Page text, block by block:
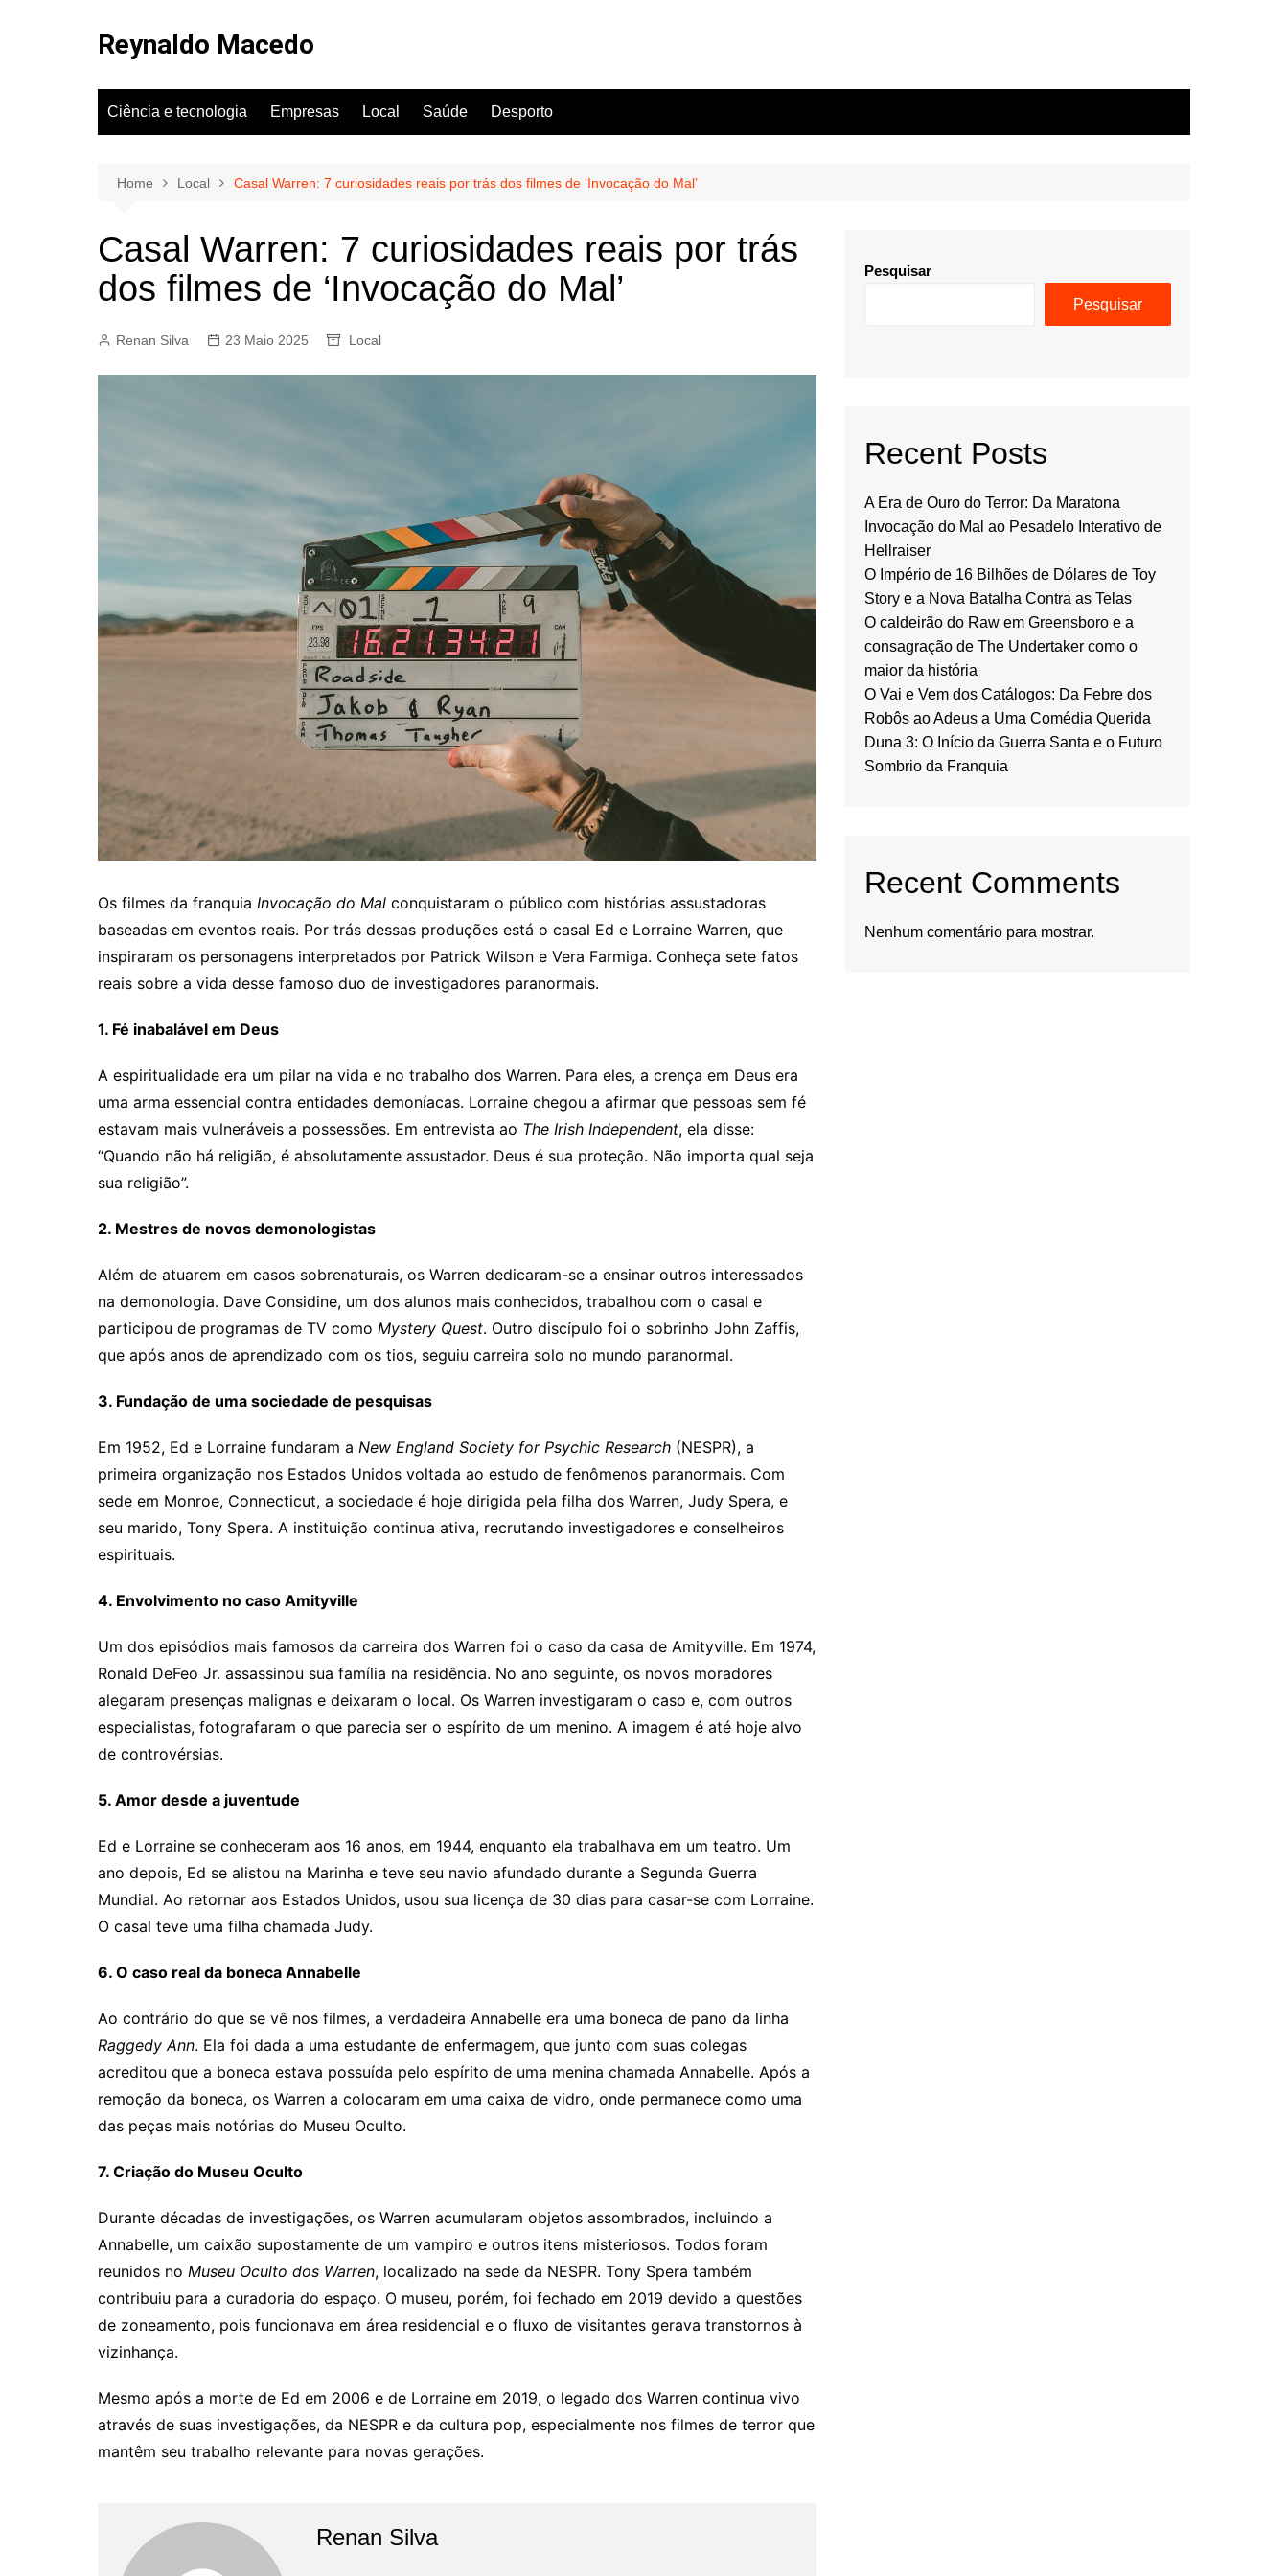
Reynaldo Macedo
Ciência e tecnologia Empresas Local Saúde Desporto
Home Local Casal Warren: 7 curiosidades reais por trás dos filmes de ‘Invocação do Mal’
Casal Warren: 7 curiosidades reais por trás
dos filmes de ‘Invocação do Mal’
Renan Silva 23 Maio 2025 Local
Os filmes da franquia Invocação do Mal conquistaram o público com histórias assustadoras
baseadas em eventos reais. Por trás dessas produções está o casal Ed e Lorraine Warren, que
inspiraram os personagens interpretados por Patrick Wilson e Vera Farmiga. Conheça sete fatos
reais sobre a vida desse famoso duo de investigadores paranormais.
1. Fé inabalável em Deus
A espiritualidade era um pilar na vida e no trabalho dos Warren. Para eles, a crença em Deus era
uma arma essencial contra entidades demoníacas. Lorraine chegou a afirmar que pessoas sem fé
estavam mais vulneráveis a possessões. Em entrevista ao The Irish Independent, ela disse:
“Quando não há religião, é absolutamente assustador. Deus é sua proteção. Não importa qual seja
sua religião”.
2. Mestres de novos demonologistas
Além de atuarem em casos sobrenaturais, os Warren dedicaram-se a ensinar outros interessados
na demonologia. Dave Considine, um dos alunos mais conhecidos, trabalhou com o casal e
participou de programas de TV como Mystery Quest. Outro discípulo foi o sobrinho John Zaffis,
que após anos de aprendizado com os tios, seguiu carreira solo no mundo paranormal.
3. Fundação de uma sociedade de pesquisas
Em 1952, Ed e Lorraine fundaram a New England Society for Psychic Research (NESPR), a
primeira organização nos Estados Unidos voltada ao estudo de fenômenos paranormais. Com
sede em Monroe, Connecticut, a sociedade é hoje dirigida pela filha dos Warren, Judy Spera, e
seu marido, Tony Spera. A instituição continua ativa, recrutando investigadores e conselheiros
espirituais.
4. Envolvimento no caso Amityville
Um dos episódios mais famosos da carreira dos Warren foi o caso da casa de Amityville. Em 1974,
Ronald DeFeo Jr. assassinou sua família na residência. No ano seguinte, os novos moradores
alegaram presenças malignas e deixaram o local. Os Warren investigaram o caso e, com outros
especialistas, fotografaram o que parecia ser o espírito de um menino. A imagem é até hoje alvo
de controvérsias.
5. Amor desde a juventude
Ed e Lorraine se conheceram aos 16 anos, em 1944, enquanto ela trabalhava em um teatro. Um
ano depois, Ed se alistou na Marinha e teve seu navio afundado durante a Segunda Guerra
Mundial. Ao retornar aos Estados Unidos, usou sua licença de 30 dias para casar-se com Lorraine.
O casal teve uma filha chamada Judy.
6. O caso real da boneca Annabelle
Ao contrário do que se vê nos filmes, a verdadeira Annabelle era uma boneca de pano da linha
Raggedy Ann. Ela foi dada a uma estudante de enfermagem, que junto com suas colegas
acreditou que a boneca estava possuída pelo espírito de uma menina chamada Annabelle. Após a
remoção da boneca, os Warren a colocaram em uma caixa de vidro, onde permanece como uma
das peças mais notórias do Museu Oculto.
7. Criação do Museu Oculto
Durante décadas de investigações, os Warren acumularam objetos assombrados, incluindo a
Annabelle, um caixão supostamente de um vampiro e outros itens misteriosos. Todos foram
reunidos no Museu Oculto dos Warren, localizado na sede da NESPR. Tony Spera também
contribuiu para a curadoria do espaço. O museu, porém, foi fechado em 2019 devido a questões
de zoneamento, pois funcionava em área residencial e o fluxo de visitantes gerava transtornos à
vizinhança.
Mesmo após a morte de Ed em 2006 e de Lorraine em 2019, o legado dos Warren continua vivo
através de suas investigações, da NESPR e da cultura pop, especialmente nos filmes de terror que
mantêm seu trabalho relevante para novas gerações.
Renan Silva
Pesquisar
Pesquisar
Recent Posts
A Era de Ouro do Terror: Da Maratona
Invocação do Mal ao Pesadelo Interativo de
Hellraiser
O Império de 16 Bilhões de Dólares de Toy
Story e a Nova Batalha Contra as Telas
O caldeirão do Raw em Greensboro e a
consagração de The Undertaker como o
maior da história
O Vai e Vem dos Catálogos: Da Febre dos
Robôs ao Adeus a Uma Comédia Querida
Duna 3: O Início da Guerra Santa e o Futuro
Sombrio da Franquia
Recent Comments
Nenhum comentário para mostrar.